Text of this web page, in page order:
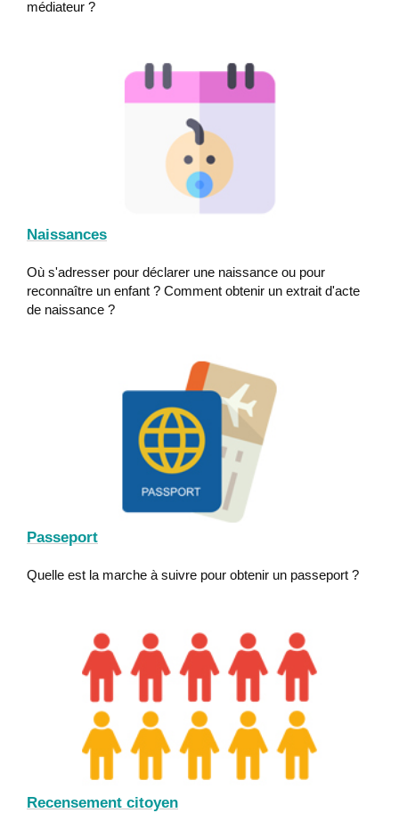
médiateur ?
Naissances
Où s'adresser pour déclarer une naissance ou pour
reconnaître un enfant ? Comment obtenir un extrait d'acte
de naissance ?
Passeport
Quelle est la marche à suivre pour obtenir un passeport ?
Recensement citoyen